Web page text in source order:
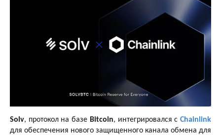
Solv, протокол на базе Bitcoin, интегрировался сChainlink
для обеспечения нового защищенного канала обмена для